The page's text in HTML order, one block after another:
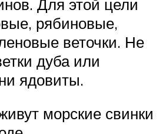
Для этой цели
рябиновые,
веточки. Не
дуба или
ядовиты.
морские свинки